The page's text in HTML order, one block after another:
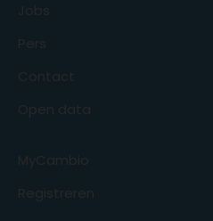
Jobs
Pers
Contact
Open data
MyCambio
Registreren